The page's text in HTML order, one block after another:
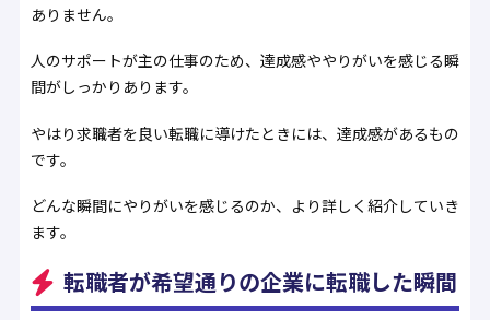
ありません。
人のサポートが主の仕事のため、達成感ややりがいを感じる瞬
間がしっかりあります。
やはり求職者を良い転職に導けたときには、達成感があるもの
です。
どんな瞬間にやりがいを感じるのか、より詳しく紹介していき
ます。
転職者が希望通りの企業に転職した瞬間